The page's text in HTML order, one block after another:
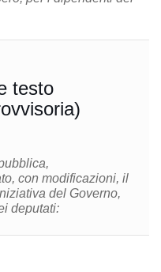
testo
con modificazioni, il
del Governo,
deputati: